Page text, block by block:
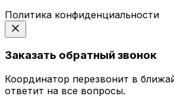
Политика конфиденциальности
Заказать обратный звонок
Координатор перезвонит в
ответит на все вопросы.